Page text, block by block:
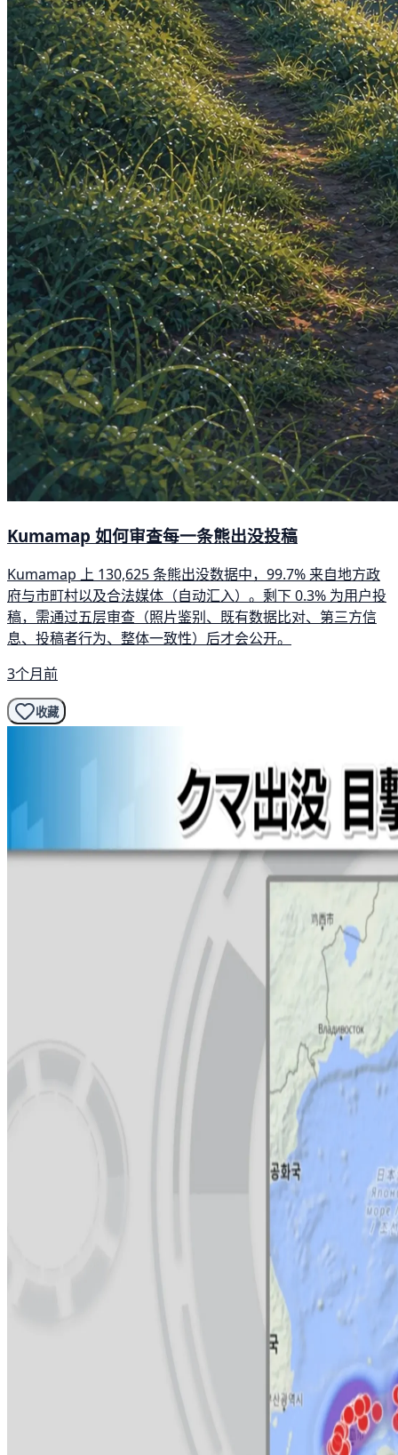
Kumamap 如何审查每一条熊出没投稿
Kumamap 上 130,625 条熊出没数据中，99.7% 来自地方政
府与市町村以及合法媒体（自动汇入）。剩下 0.3% 为用户投
稿，需通过五层审查（照片鉴别、既有数据比对、第三方信
息、投稿者行为、整体一致性）后才会公开。
3个月前
收藏